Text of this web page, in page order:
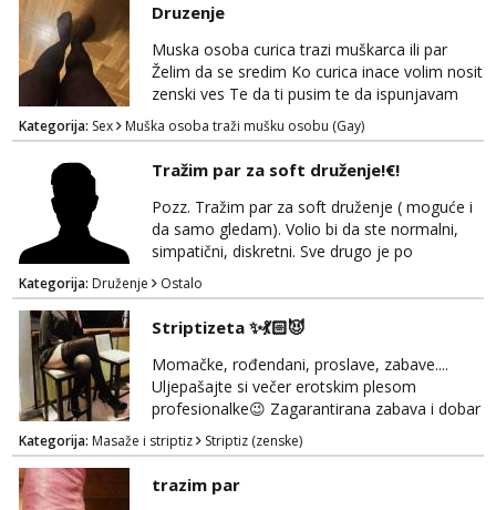
Druzenje
Muska osoba curica trazi muškarca ili par
Želim da se sredim Ko curica inace volim nosit
zenski ves Te da ti pusim te da ispunjavam
tvoje zelje Moze i par da vam ispunim zelje
Do 40 god Javi sa na mail
Kategorija: Sex Muška osoba traži mušku osobu (Gay)
Tražim par za soft druženje!€!
Pozz. Tražim par za soft druženje ( moguće i
da samo gledam). Volio bi da ste normalni,
simpatični, diskretni. Sve drugo je po
dogovoru... i nagrada! ;)
Kategorija: Druženje Ostalo
Striptizeta ✨💃🏻😈
Momačke, rođendani, proslave, zabave....
Uljepašajte si večer erotskim plesom
profesionalke😉 Zagarantirana zabava i dobar
šou🔥💥✨ Ako tražite nešto da začinite običnu
žurku slobodno mi se javite na mail i lako se
dogovorimo za detalje 💃🏻☺️ 🚫Bez sexa🚫
Čujemo se 💋
Kategorija: Masaže i striptiz Striptiz (zenske)
trazim par